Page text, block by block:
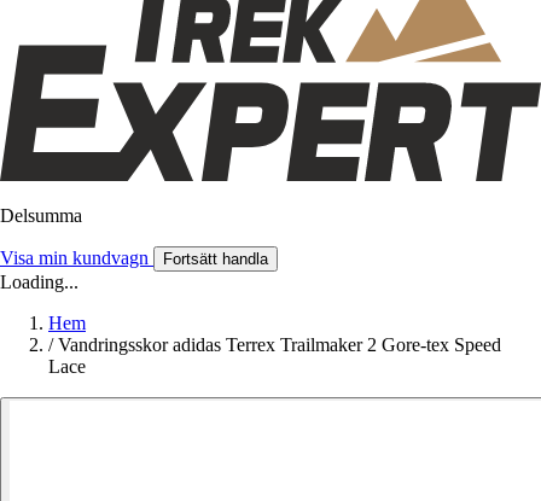
Delsumma
Visa min kundvagn Fortsätt handla
Loading...
Hem
/ Vandringsskor adidas Terrex Trailmaker 2 Gore-tex Speed
Lace